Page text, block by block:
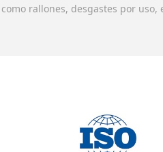
rallones, desgastes por uso,